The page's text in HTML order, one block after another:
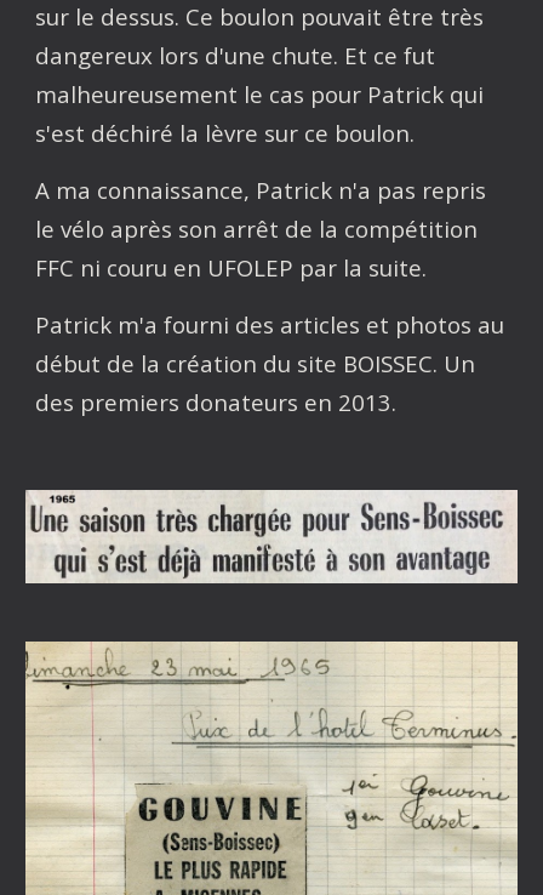
sur le dessus. Ce boulon pouvait être très
dangereux lors d'une chute. Et ce fut
malheureusement le cas pour Patrick qui
s'est déchiré la lèvre sur ce boulon.
A ma connaissance, Patrick n'a pas repris
le vélo après son arrêt de la compétition
FFC ni couru en UFOLEP par la suite.
Patrick m'a fourni des articles et photos au
début de la création du site BOISSEC. Un
des premiers donateurs en 2013.